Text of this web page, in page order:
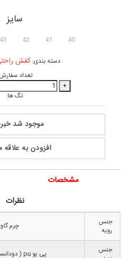
سایز
40
41
42
43
دسته بندی:کفش
تعداد
+
تگ ها:
موجود شد
افزودن به
مشخصات
نظرات
جنس
رویه
چرم
جنس
پی یو pu ( دودانسیته )، ( پد خار پاشنه )